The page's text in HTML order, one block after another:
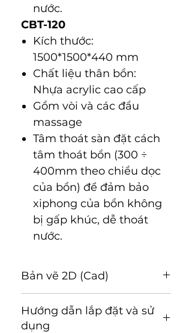
nước.
CBT-120
Kích thước:
1500*1500*440 mm
Chất liệu thân bồn:
Nhựa acrylic cao cấp
Gồm vòi và các đầu
massage
Tâm thoát sàn đặt cách
tâm thoát bồn (300 ÷
400mm theo chiều dọc
của bồn) để đảm bảo
xiphong của bồn không
bị gấp khúc, dễ thoát
nước.
Bản vẽ 2D (Cad)
Tải về CBT-120B
Hướng dẫn lắp đặt và sử
dụng